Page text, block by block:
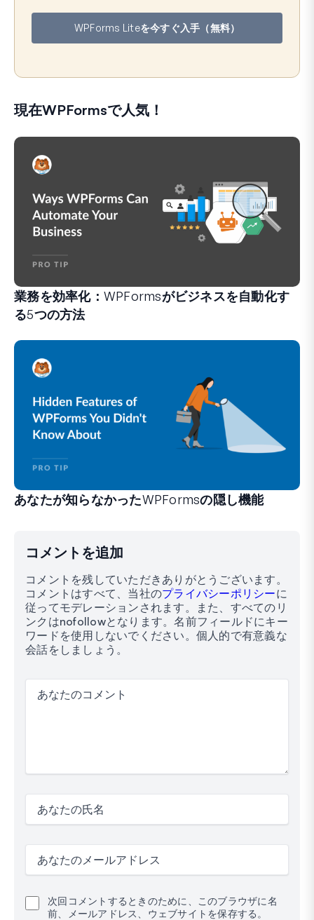
ア
ド
レ
WPForms Liteを今すぐ入手（無料）
現在WPFormsで人気！
業務を効率化：WPFormsがビジネスを自動化す
る5つの方法
あなたが知らなかったWPFormsの隠し機能
コメントを追加
コメントを残していただきありがとうございます。
コメントはすべて、当社のプライバシーポリシーに
従ってモデレーションされます。また、すべてのリ
ンクはnofollowとなります。名前フィールドにキー
ワードを使用しないでください。個人的で有意義な
会話をしましょう。
あなたのコメント
あなたの氏名
あなたのメールアドレス
次回コメントするときのために、このブラウザに名
前、メールアドレス、ウェブサイトを保存する。